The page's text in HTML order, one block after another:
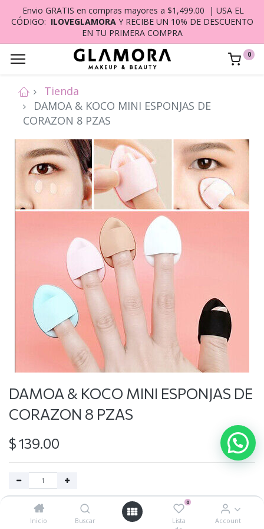
Inicio Buscar
0
Lista
Account
Envio GRATIS en compras mayores a $1,499.00 | USA EL
CÓDIGO: ILOVEGLAMORA Y RECIBE UN 10% DE DESCUENTO
EN TU PRIMERA COMPRA
0
Tienda
DAMOA & KOCO MINI ESPONJAS DE
CORAZON 8 PZAS
DAMOA & KOCO MINI ESPONJAS DE
CORAZON 8 PZAS
$139.00
Agregar al carrito